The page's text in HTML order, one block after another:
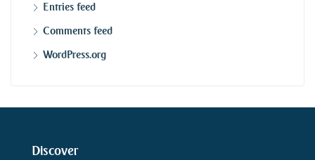
Entries feed
Comments feed
WordPress.org
Discover